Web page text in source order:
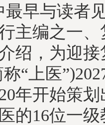
最早与读者
主编之一
绍，为迎
“上医
年开始策
的16位一